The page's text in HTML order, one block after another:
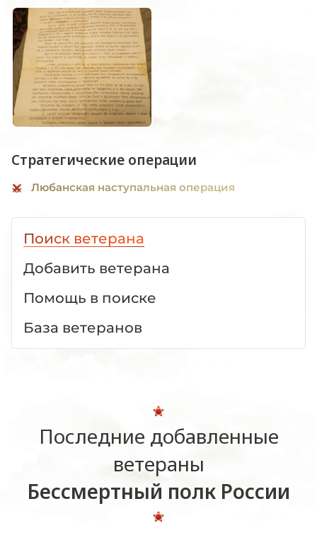
Стратегические операции
Любанская наступальная операция
Поиск ветерана
Добавить ветерана
Помощь в поиске
База ветеранов
Последние добавленные
ветераны
Бессмертный полк России